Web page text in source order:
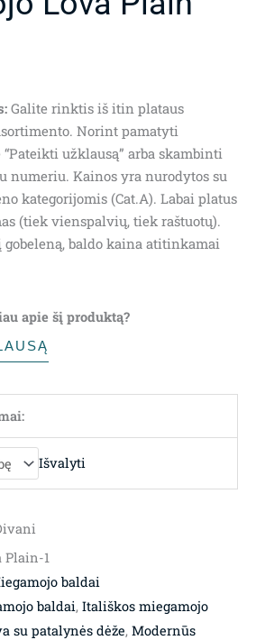
Galite rinktis iš itin plataus
Norint pamatyti
užklausą” arba skambinti
numeriu. Kainos yra nurodytos su
kategorijomis (Cat.A). Labai platus
(tiek vienspalvių, tiek raštuotų).
baldo kaina atitinkamai
apie šį produktą?
Išvalyti
Plain-1
baldai
baldai, Itališkos miegamojo
su patalynės dėže, Modernūs